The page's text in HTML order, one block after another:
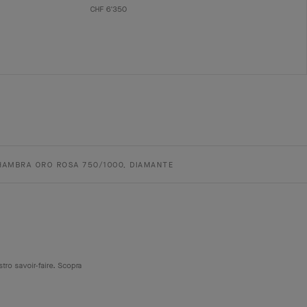
CHF 6'350
ORO ROSA 750/1000, DIAMANTE
savoir-faire. Scopra